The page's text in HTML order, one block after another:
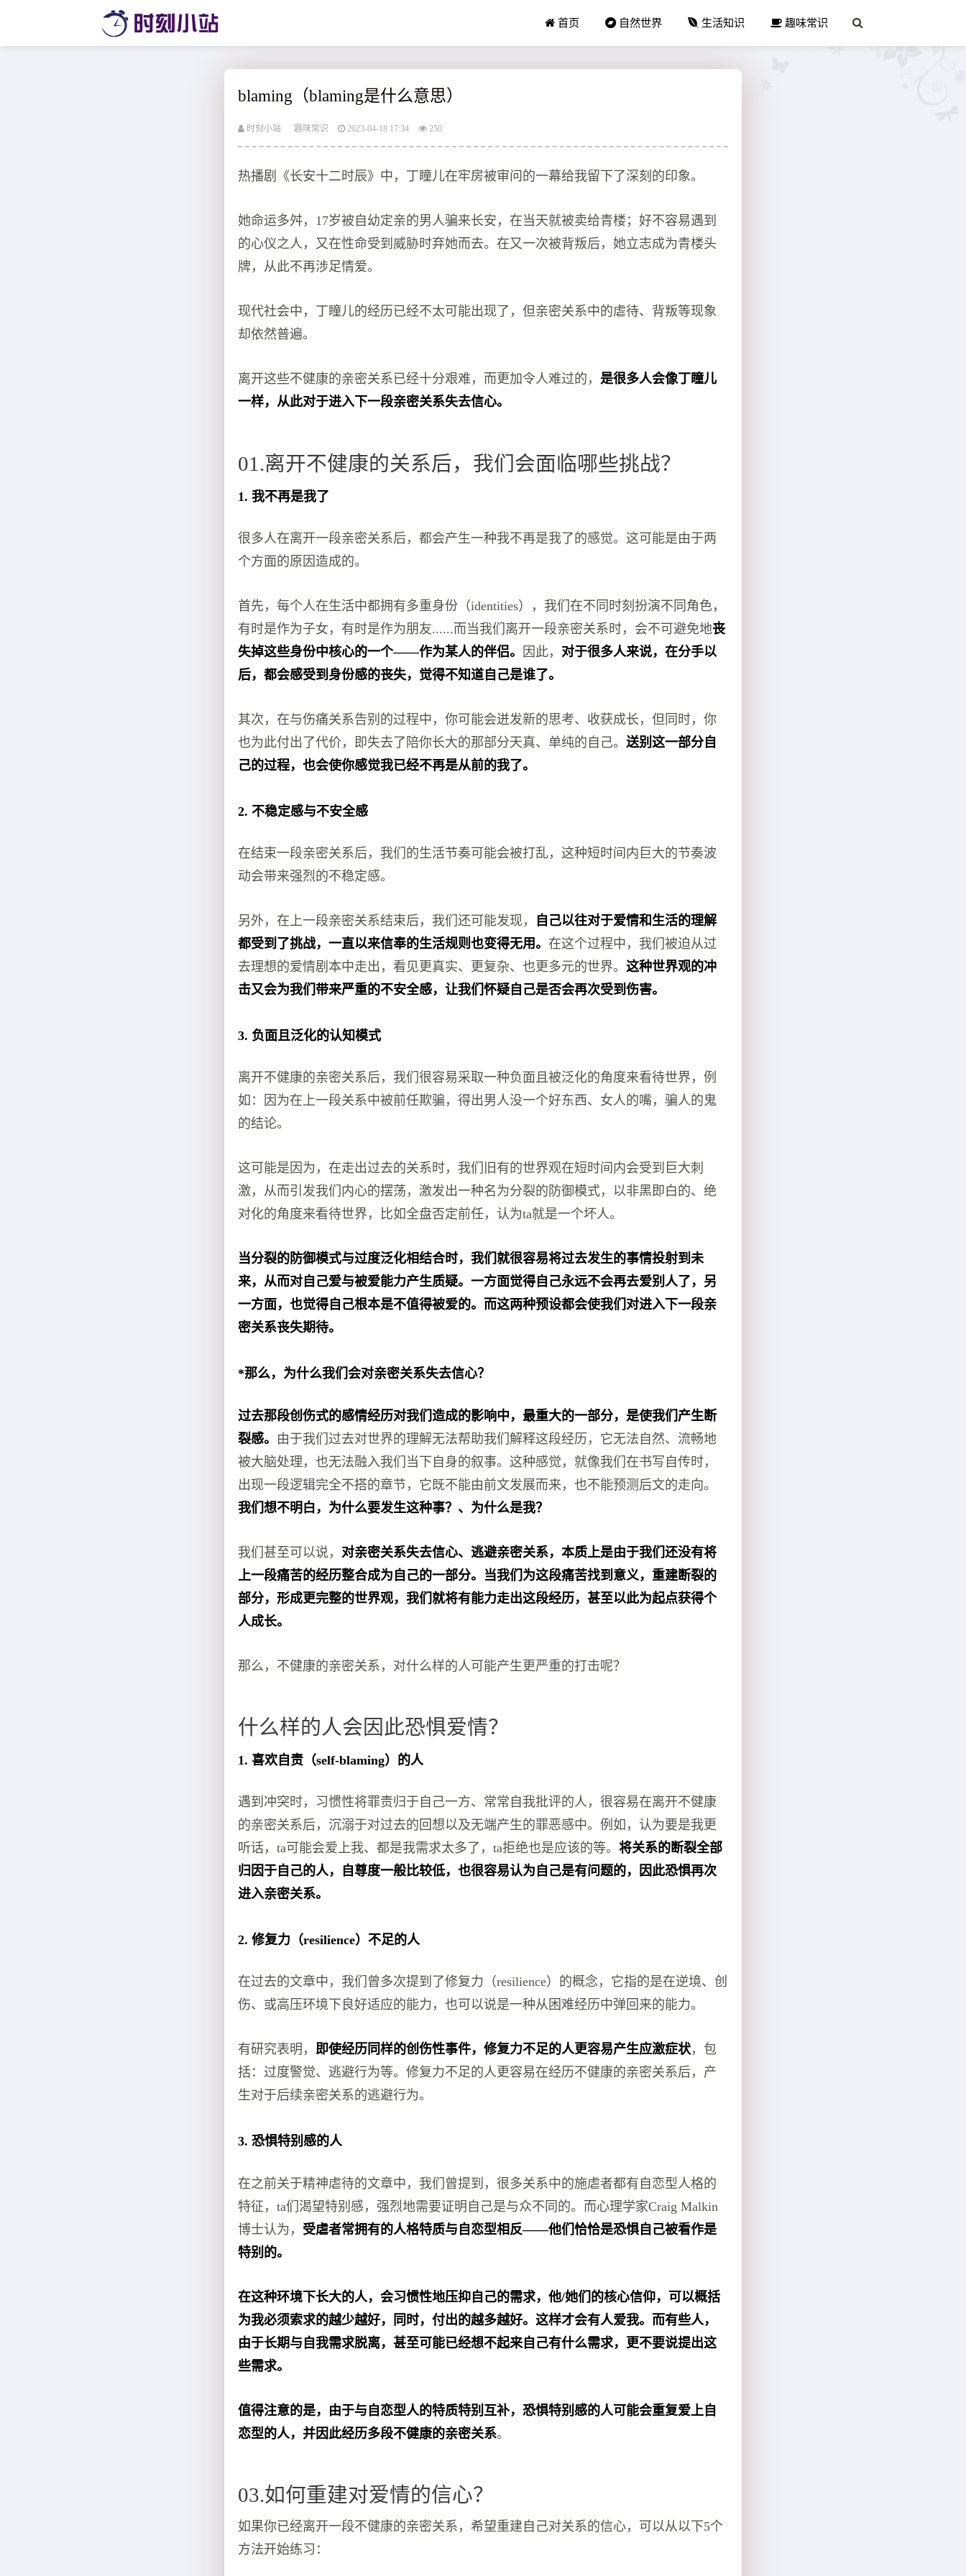
首页 自然世界 生活知识 趣味常识
blaming（blaming是什么意思）
时刻小站 趣味常识 2023-04-18 17:34 250
热播剧《长安十二时辰》中，丁瞳儿在牢房被审问的一幕给我留下了深刻的印象。
她命运多舛，17岁被自幼定亲的男人骗来长安，在当天就被卖给青楼；好不容易遇到
的心仪之人，又在性命受到威胁时弃她而去。在又一次被背叛后，她立志成为青楼头
牌，从此不再涉足情爱。
现代社会中，丁瞳儿的经历已经不太可能出现了，但亲密关系中的虐待、背叛等现象
却依然普遍。
离开这些不健康的亲密关系已经十分艰难，而更加令人难过的， 是很多人会像丁瞳儿
一样，从此对于进入下一段亲密关系失去信心。
01.离开不健康的关系后，我们会面临哪些挑战？
1. 我不再是我了
很多人在离开一段亲密关系后，都会产生一种我不再是我了的感觉。这可能是由于两
个方面的原因造成的。
首先，每个人在生活中都拥有多重身份（identities），我们在不同时刻扮演不同角色，
有时是作为子女，有时是作为朋友......而当我们离开一段亲密关系时，会不可避免地丧
失掉这些身份中核心的一个——作为某人的伴侣。
因此， 对于很多人来说，在分手以
后，都会感受到身份感的丧失，觉得不知道自己是谁了。
其次，在与伤痛关系告别的过程中，你可能会迸发新的思考、收获成长，但同时，你
也为此付出了代价，即失去了陪你长大的那部分天真、单纯的自己。送别这一部分自
己的过程，也会使你感觉我已经不再是从前的我了。
2. 不稳定感与不安全感
在结束一段亲密关系后，我们的生活节奏可能会被打乱，这种短时间内巨大的节奏波
动会带来强烈的不稳定感。
另外，在上一段亲密关系结束后，我们还可能发现，
自己以往对于爱情和生活的理解
都受到了挑战，一直以来信奉的生活规则也变得无用。在这个过程中，我们被迫从过
去理想的爱情剧本中走出，看见更真实、更复杂、也更多元的世界。这种世界观的冲
击又会为我们带来严重的不安全感，让我们怀疑自己是否会再次受到伤害。
3. 负面且泛化的认知模式
离开不健康的亲密关系后，我们很容易采取一种负面且被泛化的角度来看待世界，例
如：因为在上一段关系中被前任欺骗，得出男人没一个好东西、女人的嘴，骗人的鬼
的结论。
这可能是因为，在走出过去的关系时，我们旧有的世界观在短时间内会受到巨大刺
激，从而引发我们内心的摆荡，激发出一种名为分裂的防御模式，以非黑即白的、绝
对化的角度来看待世界，比如全盘否定前任，认为ta就是一个坏人。
当分裂的防御模式与过度泛化相结合时，我们就很容易将过去发生的事情投射到未
来，从而对自己爱与被爱能力产生质疑。一方面觉得自己永远不会再去爱别人了，另
一方面，也觉得自己根本是不值得被爱的。而这两种预设都会使我们对进入下一段亲
密关系丧失期待。
*那么，为什么我们会对亲密关系失去信心？
过去那段创伤式的感情经历对我们造成的影响中，最重大的一部分，是使我们产生断
裂感。 由于我们过去对世界的理解无法帮助我们解释这段经历，它无法自然、流畅地
被大脑处理，也无法融入我们当下自身的叙事。这种感觉，就像我们在书写自传时，
出现一段逻辑完全不搭的章节，它既不能由前文发展而来，也不能预测后文的走向。
我们想不明白，为什么要发生这种事？、为什么是我？
我们甚至可以说， 对亲密关系失去信心、逃避亲密关系，本质上是由于我们还没有将
上一段痛苦的经历整合成为自己的一部分。当我们为这段痛苦找到意义，重建断裂的
部分，形成更完整的世界观，我们就将有能力走出这段经历，甚至以此为起点获得个
人成长。
那么，不健康的亲密关系，对什么样的人可能产生更严重的打击呢？
什么样的人会因此恐惧爱情？
1. 喜欢自责（self-blaming）的人
遇到冲突时，习惯性将罪责归于自己一方、常常自我批评的人，很容易在离开不健康
的亲密关系后，沉溺于对过去的回想以及无端产生的罪恶感中。例如，认为要是我更
听话，ta可能会爱上我、都是我需求太多了，ta拒绝也是应该的等。将关系的断裂全部
归因于自己的人，自尊度一般比较低，也很容易认为自己是有问题的，因此恐惧再次
进入亲密关系。
2. 修复力（resilience）不足的人
在过去的文章中，我们曾多次提到了修复力（resilience）的概念，它指的是在逆境、创
伤、或高压环境下良好适应的能力，也可以说是一种从困难经历中弹回来的能力。
有研究表明， 即使经历同样的创伤性事件，修复力不足的人更容易产生应激症状，包
括：过度警觉、逃避行为等。修复力不足的人更容易在经历不健康的亲密关系后，产
生对于后续亲密关系的逃避行为。
3. 恐惧特别感的人
在之前关于精神虐待的文章中，我们曾提到，很多关系中的施虐者都有自恋型人格的
特征，ta们渴望特别感，强烈地需要证明自己是与众不同的。而心理学家Craig Malkin
博士认为， 受虐者常拥有的人格特质与自恋型相反——他们恰恰是恐惧自己被看作是
特别的。
在这种环境下长大的人，会习惯性地压抑自己的需求，他/她们的核心信仰，可以概括
为我必须索求的越少越好，同时，付出的越多越好。这样才会有人爱我。而有些人，
由于长期与自我需求脱离，甚至可能已经想不起来自己有什么需求，更不要说提出这
些需求。
值得注意的是，由于与自恋型人的特质特别互补，恐惧特别感的人可能会重复爱上自
恋型的人，并因此经历多段不健康的亲密关系。
03.如何重建对爱情的信心？
如果你已经离开一段不健康的亲密关系，希望重建自己对关系的信心，可以从以下5个
方法开始练习：